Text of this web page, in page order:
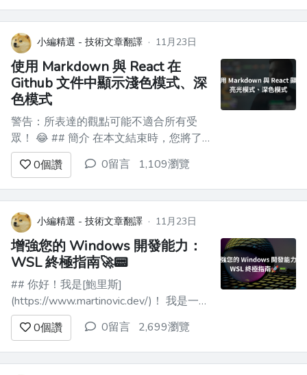
從0 美元到200 美元以上的故事。 **想
法：** 在過去的...
小編精選 - 技術文章翻譯 · 11月23日
使用 Markdown 與 React 在
Github 文件中顯示淺色模式、深
色模式
警告：所表達的觀點可能不適合所有受
眾！ 😂 ## 簡介 在本文結束時，您將了
解並能夠根據使用者偏好 - **深色**或**
淺色**模式展示您的 Markdown 影像。 1.
我將介紹如何在 GitHub README.md 中
加入兩個圖像 - 根據所選的“主題”，您的
圖像將正確...
0個讚 0留言 1,109瀏覽
小編精選 - 技術文章翻譯 · 11月23日
增強您的 Windows 開發能力：
WSL 終極指南🚀📟
## 你好！我是[鮑里斯]
(https://www.martinovic.dev/)！ 我是一名
軟體工程師，專門從事保險工作，教授其
他開發人員，並在會議上發言。多年來，
我使用了相當多的不同開發環境和作業系
統，除了 .Net 開發之外，我個人從來不
0個讚 0留言 2,699瀏覽